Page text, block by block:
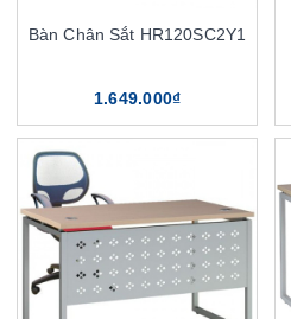
Bàn Chân Sắt HR120SC2Y1
1.649.000₫